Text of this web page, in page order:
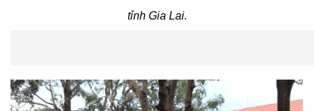
tỉnh Gia Lai.